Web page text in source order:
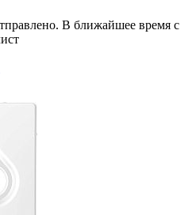
В ближайшее время с